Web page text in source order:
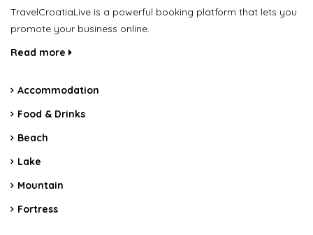
TravelCroatiaLive is a powerful booking platform that lets you
promote your business online.
Read more
Accommodation
Food & Drinks
Beach
Lake
Mountain
Fortress